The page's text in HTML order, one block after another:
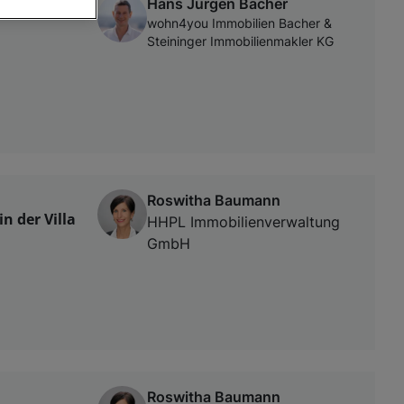
wohn4you Immobilien Bacher &
Steininger Immobilienmakler KG
der Villa
Roswitha Baumann
HHPL Immobilienverwaltung
GmbH
Roswitha Baumann
oder Zugriff